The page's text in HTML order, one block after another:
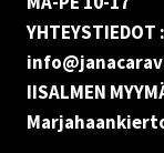
YHTEYSTIEDOT :
IISALMEN